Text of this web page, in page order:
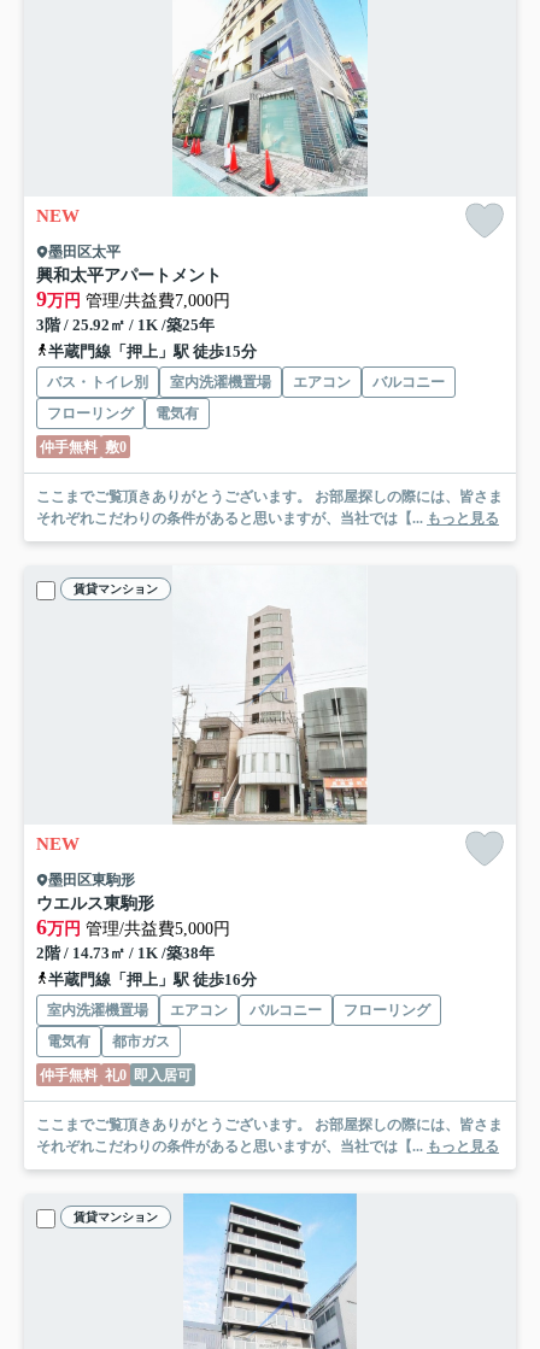
NEW
墨田区太平
興和太平アパートメント
9万円 管理/共益費7,000円
3階 / 25.92㎡ / 1K /築25年
半蔵門線「押上」駅 徒歩15分
バス・トイレ別 室内洗濯機置場 エアコン
バルコニー
フローリング
電気有
仲手無料 敷0
ここまでご覧頂きありがとうございます。 お部屋探しの際には、皆さま
それぞれこだわりの条件があると思いますが、当社では【... もっと見る
賃貸マンション
NEW
墨田区東駒形
ウエルス東駒形
6万円 管理/共益費5,000円
2階 / 14.73㎡ / 1K /築38年
半蔵門線「押上」駅 徒歩16分
室内洗濯機置場 エアコン バルコニー
フローリング
電気有
都市ガス
仲手無料 礼0 即入居可
ここまでご覧頂きありがとうございます。 お部屋探しの際には、皆さま
それぞれこだわりの条件があると思いますが、当社では【... もっと見る
賃貸マンション